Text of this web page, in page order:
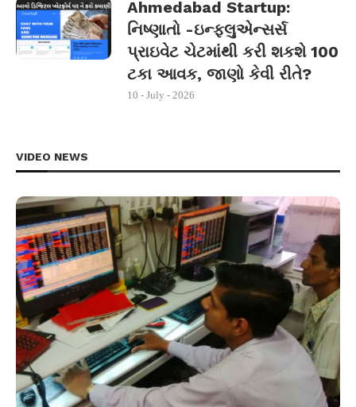
Ahmedabad Startup:
નિષ્ણાતો -ઇન્ફ્લુએન્સર્સ
પ્રાઇવેટ ચેટમાંથી કરી શકશે 100
ટકા આવક, જાણો કેવી રીતે?
10 - July - 2026
VIDEO NEWS